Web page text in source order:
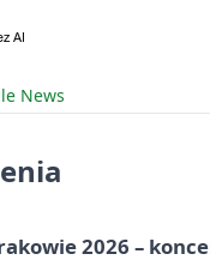
News
2026 –